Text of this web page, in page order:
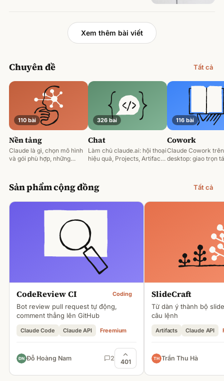
Xem thêm bài viết
Chuyên đề Tất cả
110 bài
Nền tảng
Claude là gì, chọn mô hình
và gói phù hợp, những
326 bài
Chat
Làm chủ claude.ai: hội thoại
hiệu quả, Projects, Artifacts
116 bài
Cowork
Claude Cowork trên
desktop: giao trọn
Sản phẩm cộng đồng Tất cả
CodeReview CI Coding
Bot review pull request tự động,
comment thẳng lên GitHub
Claude Code Claude API Freemium
Đỗ Hoàng Nam 2 401
SlideCraft
Từ dàn ý thành bộ
câu lệnh
Artifacts Claude API
Trần Thu Hà